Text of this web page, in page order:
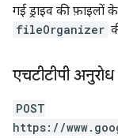
गई ड्राइव की
fileOrganizer
एचटीटीपी अनुरोध
POST
https://